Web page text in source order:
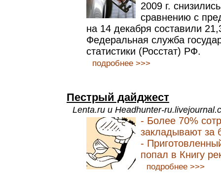
2009 г.
сравнению с
на 14 декабря составили
Федеральная служба
статистики (Росстат) РФ.
подробнее >>>
Пестрый дайджест
Lenta.ru и Headhunter-
- Более 70%
закладывают за
-
попал в Книгу
подробнее >>>